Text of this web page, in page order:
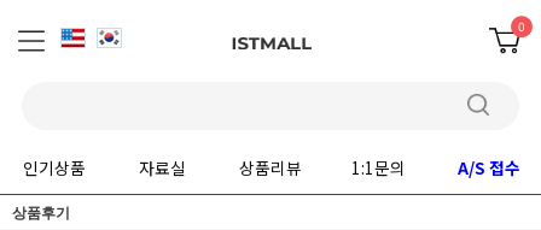
0
인기상품 자료실 상품리뷰 1:1문의 A/S 접수
상품후기